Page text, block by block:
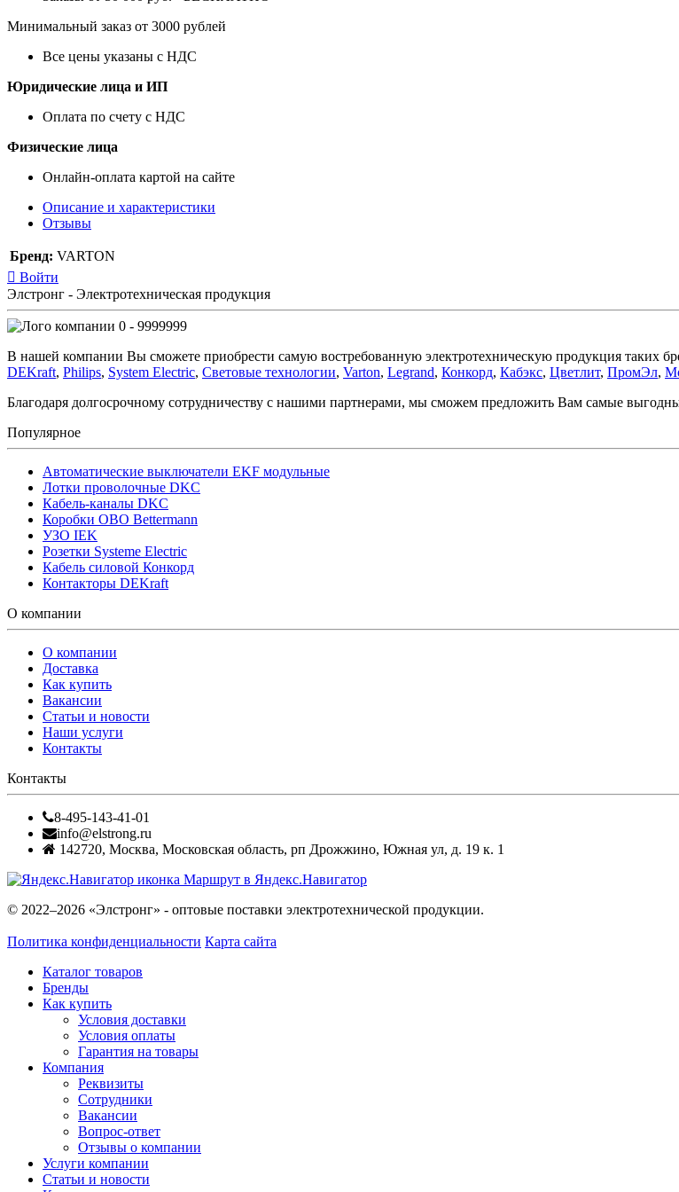
Минимальный заказ от 3000 рублей
Все цены указаны с НДС
Юридические лица и ИП
Оплата по счету с НДС
Физические лица
Онлайн-оплата картой на сайте
Описание и характеристики
Отзывы
Бренд: VARTON
Войти
Элстронг - Электротехническая продукция
0 - 9999999
В нашей компании Вы сможете приобрести самую востребованную электротехническую продукция таких
DEKraft, Philips, System Electric, Световые технологии, Varton, Legrand, Конкорд, Кабэкс, Цветлит, ПромЭл,
Благодаря долгосрочному сотрудничеству с нашими партнерами, мы сможем предложить Вам самые
Популярное
Автоматические выключатели EKF модульные
Лотки проволочные DKC
Кабель-каналы DKC
Коробки OBO Bettermann
УЗО IEK
Розетки Systeme Electric
Кабель силовой Конкорд
Контакторы DEKraft
О компании
О компании
Доставка
Как купить
Вакансии
Статьи и новости
Наши услуги
Контакты
Контакты
8-495-143-41-01
info@elstrong.ru
142720, Москва, Московская область, рп Дрожжино, Южная ул, д. 19 к. 1
Маршрут в Яндекс.Навигатор
© 2022–2026 «Элстронг» - оптовые поставки электротехнической продукции.
Политика конфиденциальности Карта сайта
Каталог товаров
Бренды
Как купить
Условия доставки
Условия оплаты
Гарантия на товары
Компания
Реквизиты
Сотрудники
Вакансии
Вопрос-ответ
Отзывы о компании
Услуги компании
Статьи и новости